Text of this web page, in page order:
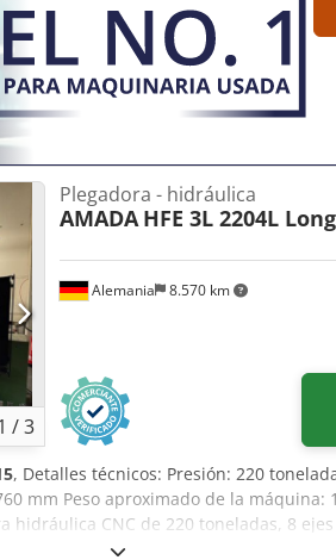
/3
Alemania 8.570 km
Plegadora - hidráulica
AMADA HFE 3L 2204L
, Detalles técnicos: Presión: 220
mm Peso aproximado de la máquina:
hidráulica CNC de 220 toneladas, 8
Stroke de la última generación HFE.